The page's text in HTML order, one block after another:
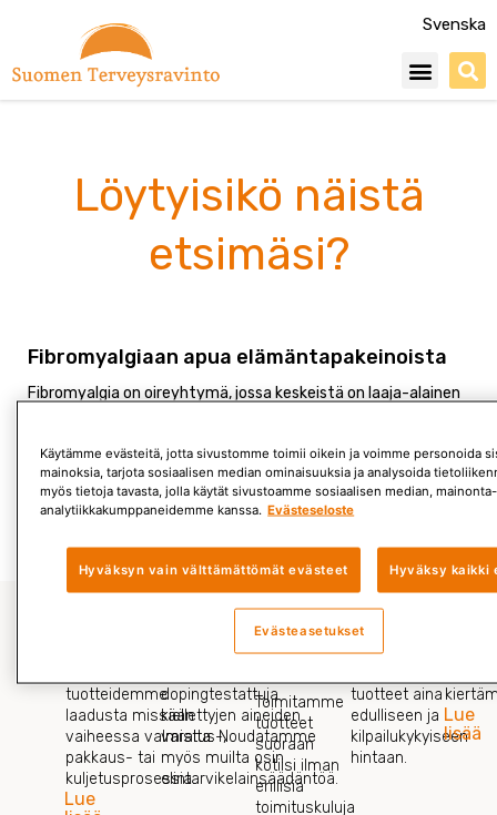
Svenska
Menu
Löytyisikö näistä
etsimäsi?
Fibromyalgiaan apua elämäntapakeinoista
Fibromyalgia on oireyhtymä, jossa keskeistä on laaja-alainen
oireita. Fibromyalgiaa sairastaa
Lue lisää »
tuotteidemme
laadusta missään
vaiheessa valmistus-,
pakkaus- tai
kuljetusprosessia.
Lue
Tuoteturvallisuus
dopingtestattuja
kiellettyjen aineiden
varalta. Noudatamme
myös muilta osin
elintarvikelainsäädäntöä.
Vaivaton
Toimitamme
tuotteet
suoraan
kotiisi ilman
erillisiä
toimituskuluja
Edullisuus
tuotteet aina
edulliseen ja
kilpailukykyiseen
hintaan.
Lue
lisää
Käytämme evästeitä, jotta sivustomme toimii oikein ja voimme personoida
mainoksia, tarjota sosiaalisen median ominaisuuksia ja analysoida
myös tietoja tavasta, jolla käytät sivustoamme sosiaalisen median,
analytiikkakumppaneidemme kanssa. Evästeseloste
Hyväksyn vain välttämättömät evästeet Hyväksy kaikki
Evästeasetukset